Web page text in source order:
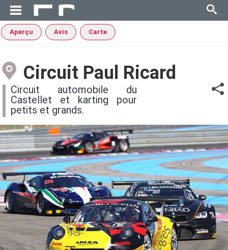
Aperçu Avis Carte
Circuit Paul Ricard
Circuit automobile du
Castellet et karting pour
petits et grands.